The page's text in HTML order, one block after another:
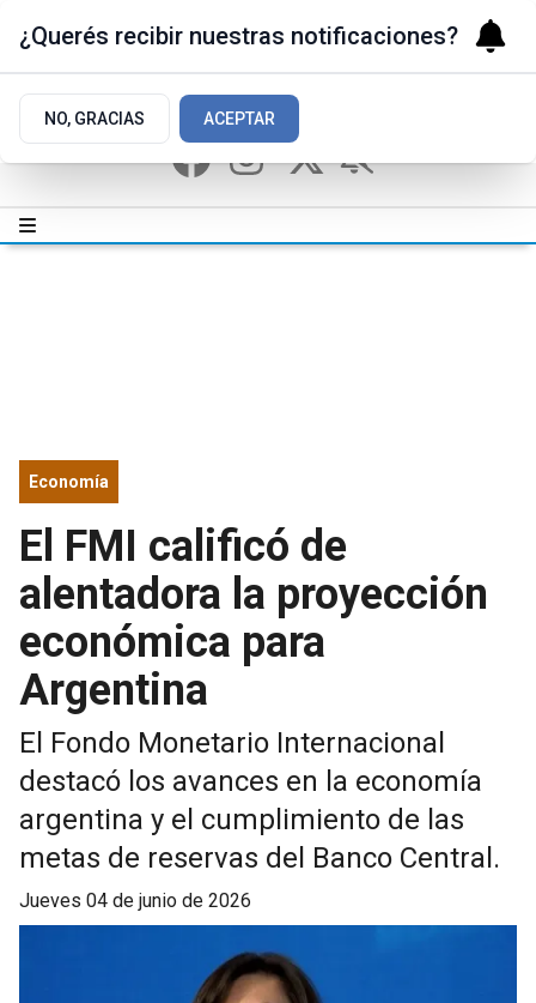
Economía
El FMI calificó de
alentadora la proyección
económica para
Argentina
El Fondo Monetario Internacional
destacó los avances en la economía
argentina y el cumplimiento de las
metas de reservas del Banco Central.
jueves 04 de junio de 2026
¿Querés recibir nuestras notificaciones?
NO, GRACIAS ACEPTAR